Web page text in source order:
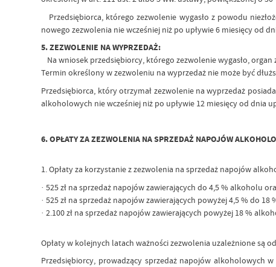
Przedsiębiorca, którego zezwolenie wygasło z powodu
nowego zezwolenia nie wcześniej niż po upływie 6 miesięcy od
5. ZEZWOLENIE NA WYPRZEDAŻ:
Na wniosek przedsiębiorcy, którego zezwolenie wygasło,
Termin określony w zezwoleniu na wyprzedaż nie może być
Przedsiębiorca, który otrzymał zezwolenie na wyprzedaż
alkoholowych nie wcześniej niż po upływie 12 miesięcy od dnia
6. OPŁATY ZA ZEZWOLENIA NA SPRZEDAŻ NAPOJÓW
1. Opłaty za korzystanie z zezwolenia na sprzedaż napojów
· 525 zł na sprzedaż napojów zawierających do 4,5 % alkoholu
· 525 zł na sprzedaż napojów zawierających powyżej 4,5 % do
· 2.100 zł na sprzedaż napojów zawierających powyżej 18 %
Opłaty w kolejnych latach ważności zezwolenia uzależnione
Przedsiębiorcy, prowadzący sprzedaż napojów alkoholowych